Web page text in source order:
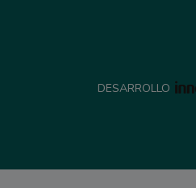
DESARROLLO